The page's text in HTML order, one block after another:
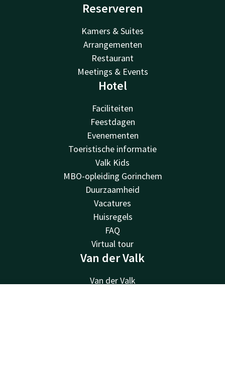
Reserveren
Kamers & Suites
Arrangementen
Restaurant
Meetings & Events
Hotel
Faciliteiten
Feestdagen
Evenementen
Toeristische informatie
Valk Kids
MBO-opleiding Gorinchem
Duurzaamheid
Vacatures
Huisregels
FAQ
Virtual tour
Van der Valk
Van der Valk